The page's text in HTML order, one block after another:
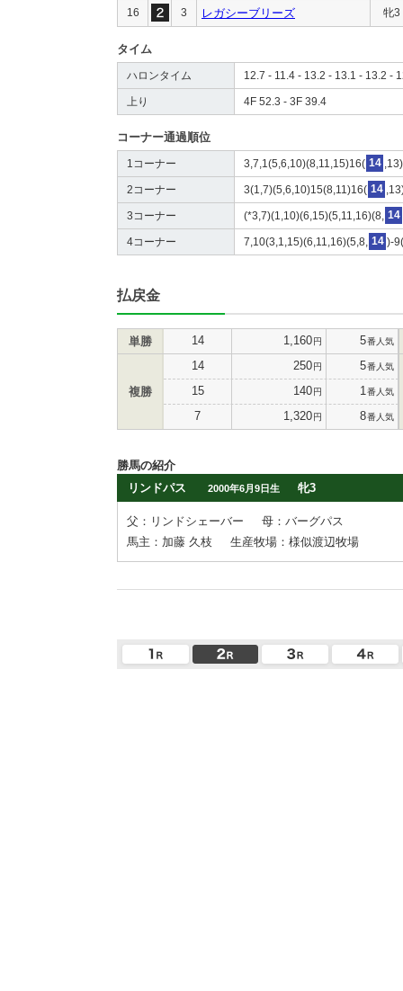
16 3 レガシーブリーズ 牝3
タイム
ハロンタイム 12.7 - 11.4 - 13.2 - 13.1 - 13.2 -
上り 4F 52.3 - 3F 39.4
コーナー通過順位
1コーナー 3,7,1(5,6,10)(8,11,15)16( 14
2コーナー 3(1,7)(5,6,10)15(8,11)16( 14
3コーナー (*3,7)(1,10)(6,15)(5,11,16)(8, 14
4コーナー 7,10(3,1,15)(6,11,16)(5,8, 14 )-
払戻金
単勝 14 1,160円 5番人気
複勝
14 250円 5番人気
15 140円 1 番人気
7 1,320円 8番人気
勝馬の紹介
リンドパス
2000年6月9日生 牝3
父：リンドシェーバー
母：バーグパス
馬主：加藤 久枝
生産牧場：様似渡辺牧場